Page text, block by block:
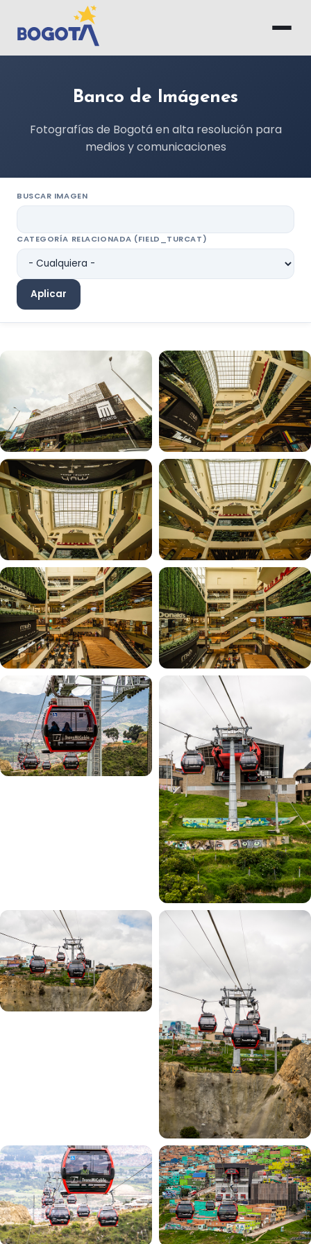
Saltar al contenido principal
Banco de Imágenes
Fotografías de Bogotá en alta resolución para
medios y comunicaciones
BUSCAR IMAGEN
CATEGORÍA RELACIONADA (FIELD_TURCAT)